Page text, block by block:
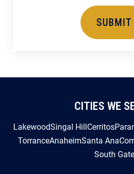
CITIES WE
LakewoodSingal HillCerritos
TorranceAnaheimSanta Ana
South Gate